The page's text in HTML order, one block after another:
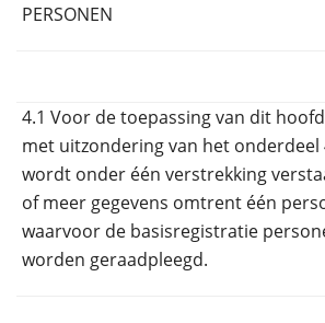
PERSONEN
4.1 Voor de toepassing van dit
met uitzondering van het onderdeel
wordt onder één verstrekking
of meer gegevens omtrent één
waarvoor de basisregistratie
worden geraadpleegd.